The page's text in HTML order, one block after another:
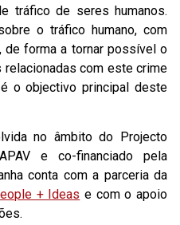
tráfico de seres humanos.
o tráfico humano, com
de forma a tornar possível o
com este crime
o objectivo principal deste
no âmbito do Projecto
e co-financiado pela
conta com a parceria da
+ Ideas e com o apoio